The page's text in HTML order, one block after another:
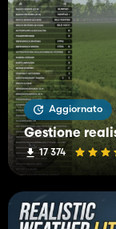
Aggiornato
17 374